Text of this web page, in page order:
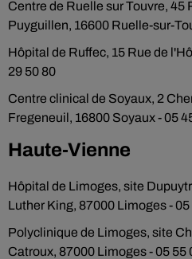
Centre de Ruelle sur Touvre, 45
Puyguillen, 16600 Ruelle-sur-
Hôpital de Ruffec, 15 Rue de
29 50 80
Centre clinical de Soyaux, 2
Fregeneuil, 16800 Soyaux - 05
Haute-Vienne
Hôpital de Limoges, site
Luther King, 87000 Limoges - 05
Polyclinique de Limoges, site
Catroux, 87000 Limoges - 05 55